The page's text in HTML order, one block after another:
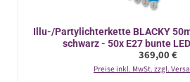
Illu-/Partylichterkette BLACKY
schwarz - 50x E27 bunte
Regulärer
369,00 €
Preise inkl. MwSt. zzgl.